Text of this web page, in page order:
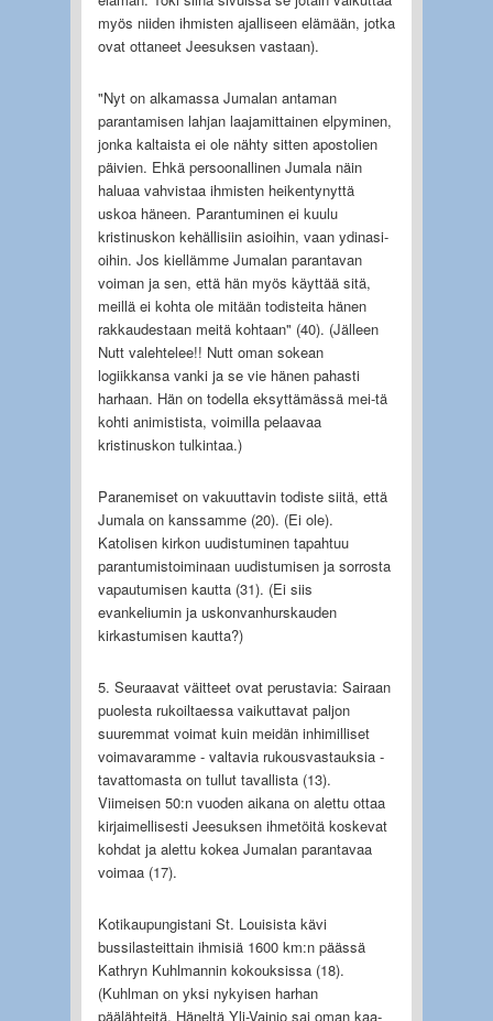
myös niiden ihmisten ajalliseen elämään, jotka
ovat ottaneet Jeesuksen vastaan).
"Nyt on alkamassa Jumalan antaman
parantamisen lahjan laajamittainen elpyminen,
jonka kaltaista ei ole nähty sitten apostolien
päivien. Ehkä persoonallinen Jumala näin
haluaa vahvistaa ihmisten heikentynyttä
uskoa häneen. Parantuminen ei kuulu
kristinuskon kehällisiin asioihin, vaan ydinasi-
oihin. Jos kiellämme Jumalan parantavan
voiman ja sen, että hän myös käyttää sitä,
meillä ei kohta ole mitään todisteita hänen
rakkaudestaan meitä kohtaan" (40). (Jälleen
Nutt valehtelee!! Nutt oman sokean
logiikkansa vanki ja se vie hänen pahasti
harhaan. Hän on todella eksyttämässä mei-tä
kohti animistista, voimilla pelaavaa
kristinuskon tulkintaa.)
Paranemiset on vakuuttavin todiste siitä, että
Jumala on kanssamme (20). (Ei ole).
Katolisen kirkon uudistuminen tapahtuu
parantumistoiminaan uudistumisen ja sorrosta
vapautumisen kautta (31). (Ei siis
evankeliumin ja uskonvanhurskauden
kirkastumisen kautta?)
5. Seuraavat väitteet ovat perustavia: Sairaan
puolesta rukoiltaessa vaikuttavat paljon
suuremmat voimat kuin meidän inhimilliset
voimavaramme - valtavia rukousvastauksia -
tavattomasta on tullut tavallista (13).
Viimeisen 50:n vuoden aikana on alettu ottaa
kirjaimellisesti Jeesuksen ihmetöitä koskevat
kohdat ja alettu kokea Jumalan parantavaa
voimaa (17).
Kotikaupungistani St. Louisista kävi
bussilasteittain ihmisiä 1600 km:n päässä
Kathryn Kuhlmannin kokouksissa (18).
(Kuhlman on yksi nykyisen harhan
päälähteitä. Häneltä Yli-Vainio sai oman kaa-